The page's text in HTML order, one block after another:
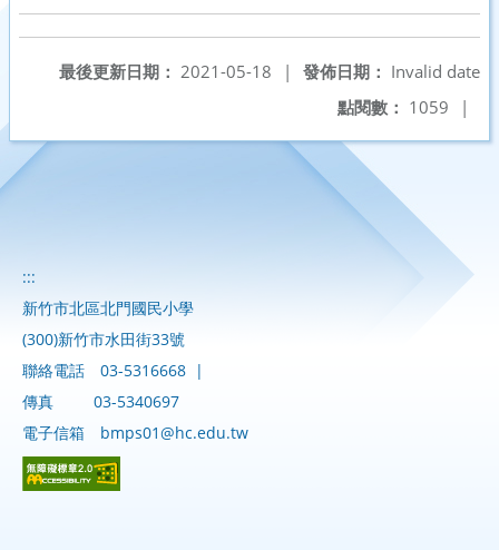
發佈日期： Invalid date
最後更新日期： 2021-05-18
|
點閱數： 1059 |
:::
新竹市北區北門國民小學
(300)新竹市水田街33號
聯絡電話
03-5316668 |
傳真
03-5340697
電子信箱
bmps01@hc.edu.tw